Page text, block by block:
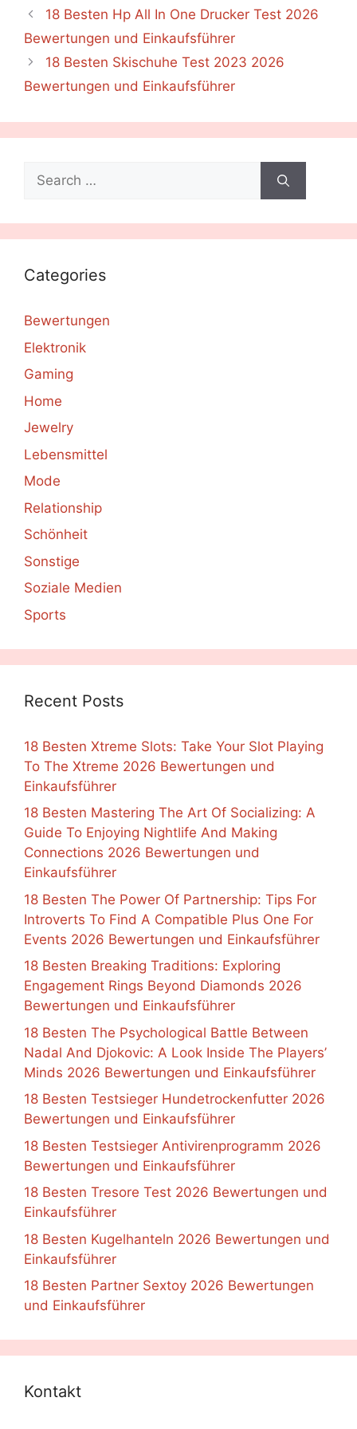
18 Besten Hp All In One Drucker Test 2026
Bewertungen und Einkaufsführer
18 Besten Skischuhe Test 2023 2026
Bewertungen und Einkaufsführer
Search
for:
Categories
Bewertungen
Elektronik
Gaming
Home
Jewelry
Lebensmittel
Mode
Relationship
Schönheit
Sonstige
Soziale Medien
Sports
Recent Posts
18 Besten Xtreme Slots: Take Your Slot Playing
To The Xtreme 2026 Bewertungen und
Einkaufsführer
18 Besten Mastering The Art Of Socializing: A
Guide To Enjoying Nightlife And Making
Connections 2026 Bewertungen und
Einkaufsführer
18 Besten The Power Of Partnership: Tips For
Introverts To Find A Compatible Plus One For
Events 2026 Bewertungen und Einkaufsführer
18 Besten Breaking Traditions: Exploring
Engagement Rings Beyond Diamonds 2026
Bewertungen und Einkaufsführer
18 Besten The Psychological Battle Between
Nadal And Djokovic: A Look Inside The Players’
Minds 2026 Bewertungen und Einkaufsführer
18 Besten Testsieger Hundetrockenfutter 2026
Bewertungen und Einkaufsführer
18 Besten Testsieger Antivirenprogramm 2026
Bewertungen und Einkaufsführer
18 Besten Tresore Test 2026 Bewertungen und
Einkaufsführer
18 Besten Kugelhanteln 2026 Bewertungen und
Einkaufsführer
18 Besten Partner Sextoy 2026 Bewertungen
und Einkaufsführer
Kontakt